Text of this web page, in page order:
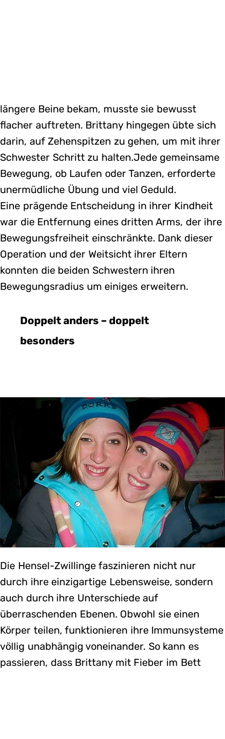
längere Beine bekam, musste sie bewusst
flacher auftreten. Brittany hingegen übte sich
darin, auf Zehenspitzen zu gehen, um mit ihrer
Schwester Schritt zu halten.Jede gemeinsame
Bewegung, ob Laufen oder Tanzen, erforderte
unermüdliche Übung und viel Geduld.
Eine prägende Entscheidung in ihrer Kindheit
war die Entfernung eines dritten Arms, der ihre
Bewegungsfreiheit einschränkte. Dank dieser
Operation und der Weitsicht ihrer Eltern
konnten die beiden Schwestern ihren
Bewegungsradius um einiges erweitern.
Doppelt anders – doppelt
besonders
Die Hensel-Zwillinge faszinieren nicht nur
durch ihre einzigartige Lebensweise, sondern
auch durch ihre Unterschiede auf
überraschenden Ebenen. Obwohl sie einen
Körper teilen, funktionieren ihre Immunsysteme
völlig unabhängig voneinander. So kann es
passieren, dass Brittany mit Fieber im Bett